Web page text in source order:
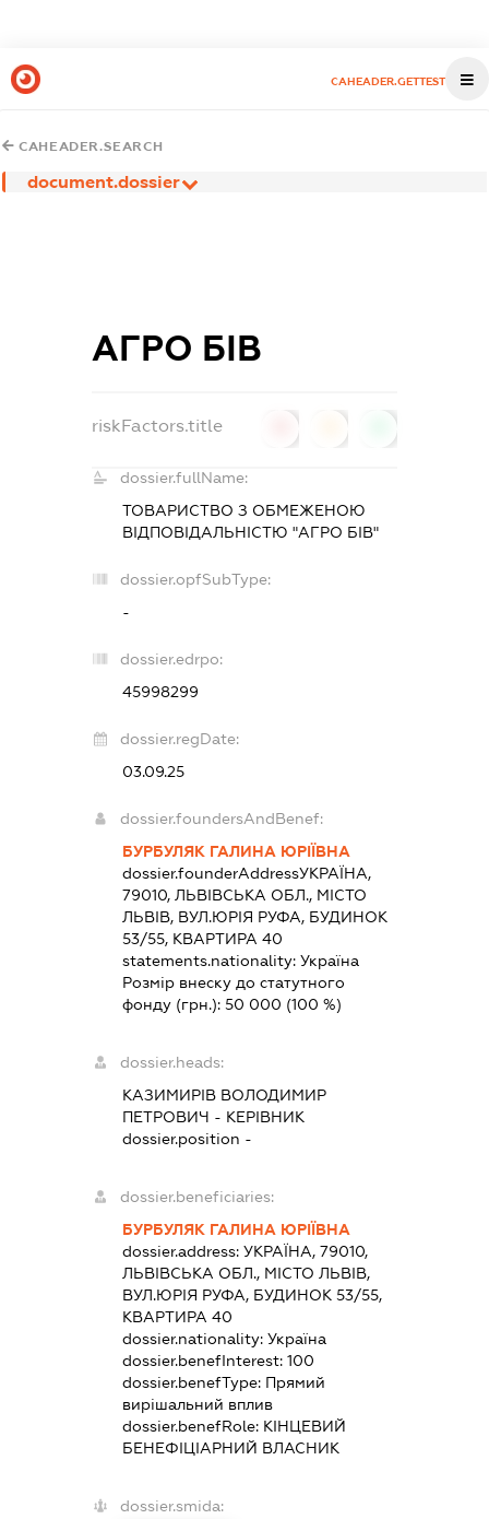
CAHEADER.GETTEST
CAHEADER.SEARCH
document.dossier
АГРО БІВ
riskFactors.title
dossier.fullName:
ТОВАРИСТВО З ОБМЕЖЕНОЮ
ВІДПОВІДАЛЬНІСТЮ "АГРО БІВ"
dossier.opfSubType:
-
dossier.edrpo:
45998299
dossier.regDate:
03.09.25
dossier.foundersAndBenef:
БУРБУЛЯК ГАЛИНА ЮРІЇВНА
dossier.founderAddressУКРАЇНА,
79010, ЛЬВІВСЬКА ОБЛ., МІСТО
ЛЬВІВ, ВУЛ.ЮРІЯ РУФА, БУДИНОК
53/55, КВАРТИРА 40
statements.nationality: Україна
Розмір внеску до статутного
фонду (грн.): 50 000 (100 %)
dossier.heads:
КАЗИМИРІВ ВОЛОДИМИР
ПЕТРОВИЧ - КЕРІВНИК
dossier.position -
dossier.beneficiaries:
БУРБУЛЯК ГАЛИНА ЮРІЇВНА
dossier.address: УКРАЇНА, 79010,
ЛЬВІВСЬКА ОБЛ., МІСТО ЛЬВІВ,
ВУЛ.ЮРІЯ РУФА, БУДИНОК 53/55,
КВАРТИРА 40
dossier.nationality: Україна
dossier.benefInterest: 100
dossier.benefType: Прямий
вирішальний вплив
dossier.benefRole: КІНЦЕВИЙ
БЕНЕФІЦІАРНИЙ ВЛАСНИК
dossier.smida: